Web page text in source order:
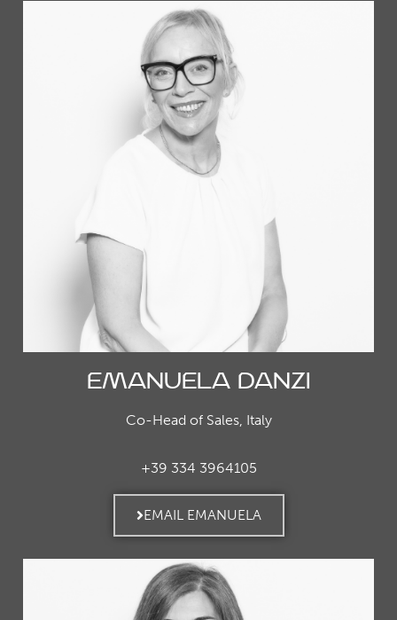
Emanuela Danzi
Co-Head of Sales, Italy
+39 334 3964105
EMAIL EMANUELA